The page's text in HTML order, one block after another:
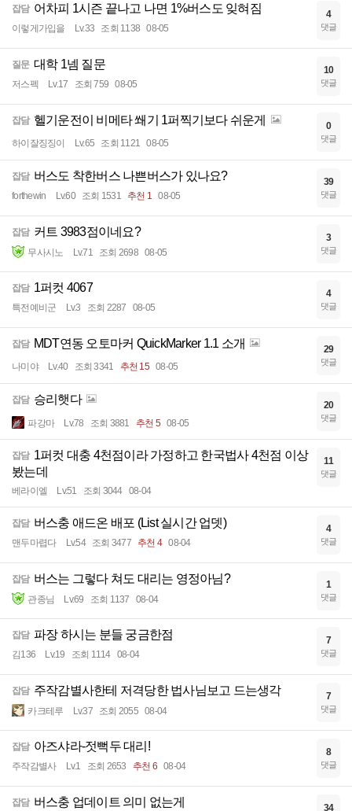
잡담 어차피 1시즌 끝나고 나면 1%버스도 잊혀짐
이렇게가입을 Lv.33 조회 1138 08-05
4
댓글
질문 대학 1넴 질문
저스펙 Lv.17 조회 759 08-05
10
댓글
잡담 헬기운전이 비메타 쐐기 1퍼찍기보다 쉬운게
하이잘징징이 Lv.65 조회 1121 08-05
0
댓글
잡담 버스도 착한버스 나쁜버스가 있나요?
forthewin Lv.60 조회 1531 추천 1 08-05
39
댓글
잡담 커트 3983점이네요?
무사시노 Lv.71 조회 2698 08-05
3
댓글
잡담 1퍼컷 4067
특전예비군 Lv.3 조회 2287 08-05
4
댓글
잡담 MDT연동 오토마커 QuickMarker 1.1 소개
나미야 Lv.40 조회 3341 추천 15 08-05
29
댓글
잡담 승리햇다
파강마 Lv.78 조회 3881 추천 5 08-05
20
댓글
잡담 1퍼컷 대충 4천점이라 가정하고 한국법사 4천점 이상
봤는데
베라이엘 Lv.51 조회 3044 08-04
11
댓글
잡담 버스충 애드온 배포 (List 실시간 업뎃)
맨두마렵다 Lv.54 조회 3477 추천 4 08-04
4
댓글
잡담 버스는 그렇다 쳐도 대리는 영정아님?
관종님 Lv.69 조회 1137 08-04
1
댓글
잡담 파장 하시는 분들 궁금한점
김136 Lv.19 조회 1114 08-04
7
댓글
잡담 주작감별사한테 저격당한 법사님보고 드는생각
카크테루 Lv.37 조회 2055 08-04
7
댓글
잡담 아즈샤라-젓뻑두 대리!
주작감별사 Lv.1 조회 2653 추천 6 08-04
8
댓글
잡담 버스충 업데이트 의미 없는게 34